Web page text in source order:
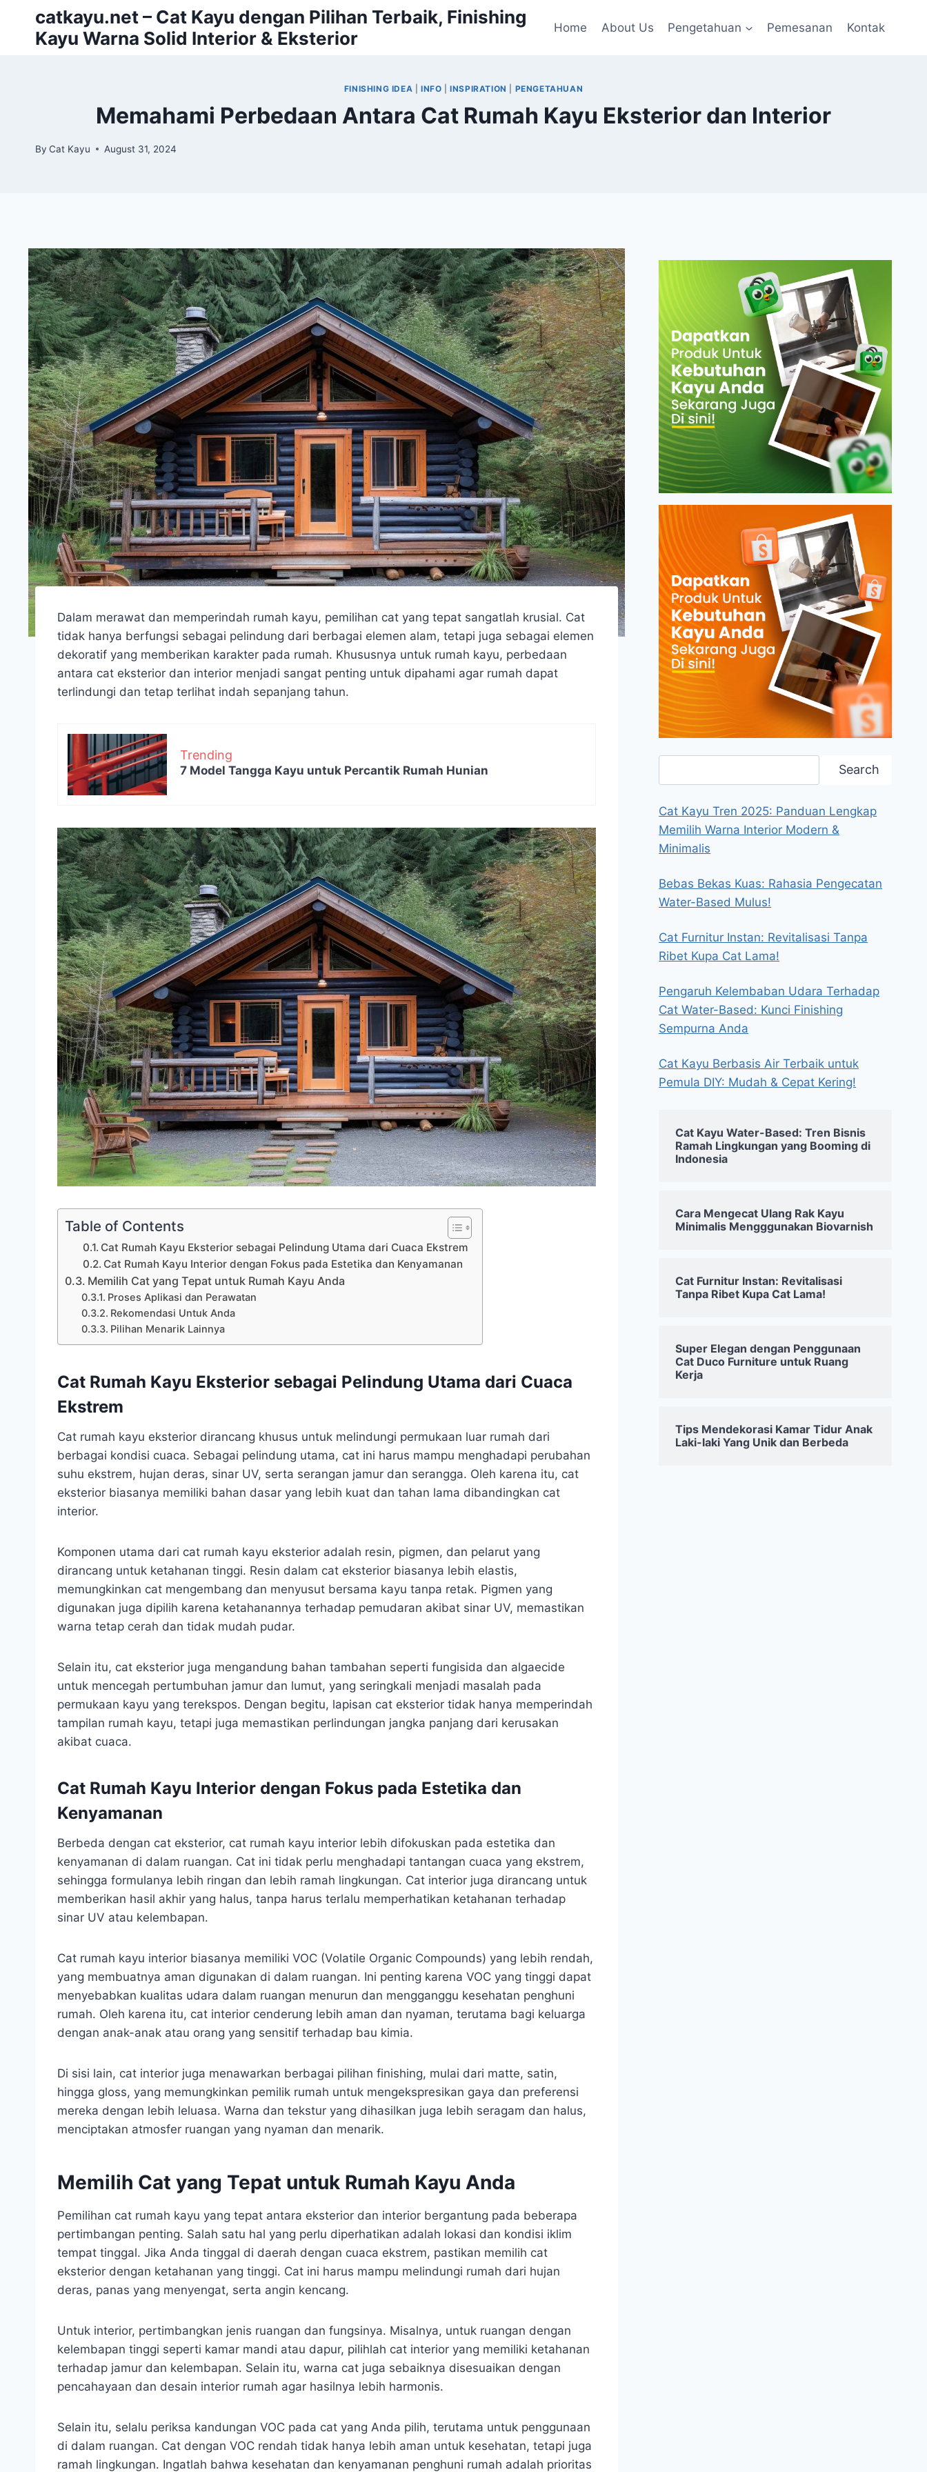
content
catkayu.net – Cat Kayu dengan Pilihan Terbaik, Finishing
Kayu Warna Solid Interior & Eksterior
Home About Us Pengetahuan Pemesanan Kontak
FINISHING IDEA |INFO |INSPIRATION PENGETAHUAN
Memahami Perbedaan Antara Cat Rumah Kayu Eksterior dan Interior
By Cat Kayu August 31, 2024
Dalam merawat dan memperindah rumah kayu, pemilihan cat yang tepat sangatlah krusial. Cat
tidak hanya berfungsi sebagai pelindung dari berbagai elemen alam, tetapi juga sebagai elemen
dekoratif yang memberikan karakter pada rumah. Khususnya untuk rumah kayu, perbedaan
antara cat eksterior dan interior menjadi sangat penting untuk dipahami agar rumah dapat
terlindungi dan tetap terlihat indah sepanjang tahun.
Trending
7 Model Tangga Kayu untuk Percantik Rumah Hunian
Table of Contents
Cat Rumah Kayu Eksterior sebagai Pelindung Utama dari Cuaca Ekstrem
Cat Rumah Kayu Interior dengan Fokus pada Estetika dan Kenyamanan
Memilih Cat yang Tepat untuk Rumah Kayu Anda
Proses Aplikasi dan Perawatan
Rekomendasi Untuk Anda
Pilihan Menarik Lainnya
Cat Rumah Kayu Eksterior sebagai Pelindung Utama dari Cuaca
Ekstrem
Cat rumah kayu eksterior dirancang khusus untuk melindungi permukaan luar rumah dari
berbagai kondisi cuaca. Sebagai pelindung utama, cat ini harus mampu menghadapi perubahan
suhu ekstrem, hujan deras, sinar UV, serta serangan jamur dan serangga. Oleh karena itu, cat
eksterior biasanya memiliki bahan dasar yang lebih kuat dan tahan lama dibandingkan cat
interior.
Komponen utama dari cat rumah kayu eksterior adalah resin, pigmen, dan pelarut yang
dirancang untuk ketahanan tinggi. Resin dalam cat eksterior biasanya lebih elastis,
memungkinkan cat mengembang dan menyusut bersama kayu tanpa retak. Pigmen yang
digunakan juga dipilih karena ketahanannya terhadap pemudaran akibat sinar UV, memastikan
warna tetap cerah dan tidak mudah pudar.
Selain itu, cat eksterior juga mengandung bahan tambahan seperti fungisida dan algaecide
untuk mencegah pertumbuhan jamur dan lumut, yang seringkali menjadi masalah pada
permukaan kayu yang terekspos. Dengan begitu, lapisan cat eksterior tidak hanya memperindah
tampilan rumah kayu, tetapi juga memastikan perlindungan jangka panjang dari kerusakan
akibat cuaca.
Cat Rumah Kayu Interior dengan Fokus pada Estetika dan
Kenyamanan
Berbeda dengan cat eksterior, cat rumah kayu interior lebih difokuskan pada estetika dan
kenyamanan di dalam ruangan. Cat ini tidak perlu menghadapi tantangan cuaca yang ekstrem,
sehingga formulanya lebih ringan dan lebih ramah lingkungan. Cat interior juga dirancang untuk
memberikan hasil akhir yang halus, tanpa harus terlalu memperhatikan ketahanan terhadap
sinar UV atau kelembapan.
Cat rumah kayu interior biasanya memiliki VOC (Volatile Organic Compounds) yang lebih rendah,
yang membuatnya aman digunakan di dalam ruangan. Ini penting karena VOC yang tinggi dapat
menyebabkan kualitas udara dalam ruangan menurun dan mengganggu kesehatan penghuni
rumah. Oleh karena itu, cat interior cenderung lebih aman dan nyaman, terutama bagi keluarga
dengan anak-anak atau orang yang sensitif terhadap bau kimia.
Di sisi lain, cat interior juga menawarkan berbagai pilihan finishing, mulai dari matte, satin,
hingga gloss, yang memungkinkan pemilik rumah untuk mengekspresikan gaya dan preferensi
mereka dengan lebih leluasa. Warna dan tekstur yang dihasilkan juga lebih seragam dan halus,
menciptakan atmosfer ruangan yang nyaman dan menarik.
Memilih Cat yang Tepat untuk Rumah Kayu Anda
Pemilihan cat rumah kayu yang tepat antara eksterior dan interior bergantung pada beberapa
pertimbangan penting. Salah satu hal yang perlu diperhatikan adalah lokasi dan kondisi iklim
tempat tinggal. Jika Anda tinggal di daerah dengan cuaca ekstrem, pastikan memilih cat
eksterior dengan ketahanan yang tinggi. Cat ini harus mampu melindungi rumah dari hujan
deras, panas yang menyengat, serta angin kencang.
Untuk interior, pertimbangkan jenis ruangan dan fungsinya. Misalnya, untuk ruangan dengan
kelembapan tinggi seperti kamar mandi atau dapur, pilihlah cat interior yang memiliki ketahanan
terhadap jamur dan kelembapan. Selain itu, warna cat juga sebaiknya disesuaikan dengan
pencahayaan dan desain interior rumah agar hasilnya lebih harmonis.
Selain itu, selalu periksa kandungan VOC pada cat yang Anda pilih, terutama untuk penggunaan
di dalam ruangan. Cat dengan VOC rendah tidak hanya lebih aman untuk kesehatan, tetapi juga
ramah lingkungan. Ingatlah bahwa kesehatan dan kenyamanan penghuni rumah adalah prioritas
Search
Cat Kayu Tren 2025: Panduan Lengkap
Memilih Warna Interior Modern &
Minimalis
Bebas Bekas Kuas: Rahasia Pengecatan
Water-Based Mulus!
Cat Furnitur Instan: Revitalisasi Tanpa
Ribet Kupa Cat Lama!
Pengaruh Kelembaban Udara Terhadap
Cat Water-Based: Kunci Finishing
Sempurna Anda
Cat Kayu Berbasis Air Terbaik untuk
Pemula DIY: Mudah & Cepat Kering!
Cat Kayu Water-Based: Tren Bisnis
Ramah Lingkungan yang Booming di
Indonesia
Cara Mengecat Ulang Rak Kayu
Minimalis Mengggunakan Biovarnish
Cat Furnitur Instan: Revitalisasi
Tanpa Ribet Kupa Cat Lama!
Super Elegan dengan Penggunaan
Cat Duco Furniture untuk Ruang
Kerja
Tips Mendekorasi Kamar Tidur Anak
Laki-laki Yang Unik dan Berbeda